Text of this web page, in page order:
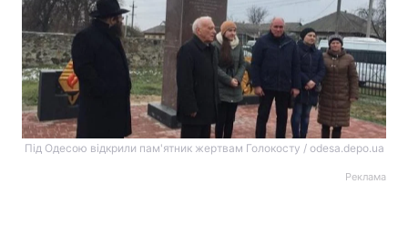
Під Одесою відкрили пам'ятник жертвам Голокосту / odesa.depo.ua
Реклама